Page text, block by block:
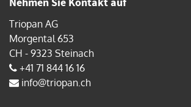
Triopan AG
Morgental 653
CH - 9323 Steinach
+41 71 844 16 16
info@triopan.ch